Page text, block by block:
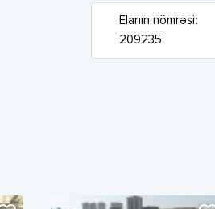
Elanın nömrəsi:
209235